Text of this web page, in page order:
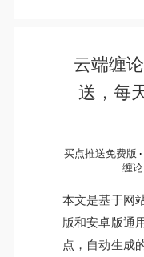
云端缠
送，每
买点推送免费版
缠论
本文是基于网
版和安卓版通
点，自动生成